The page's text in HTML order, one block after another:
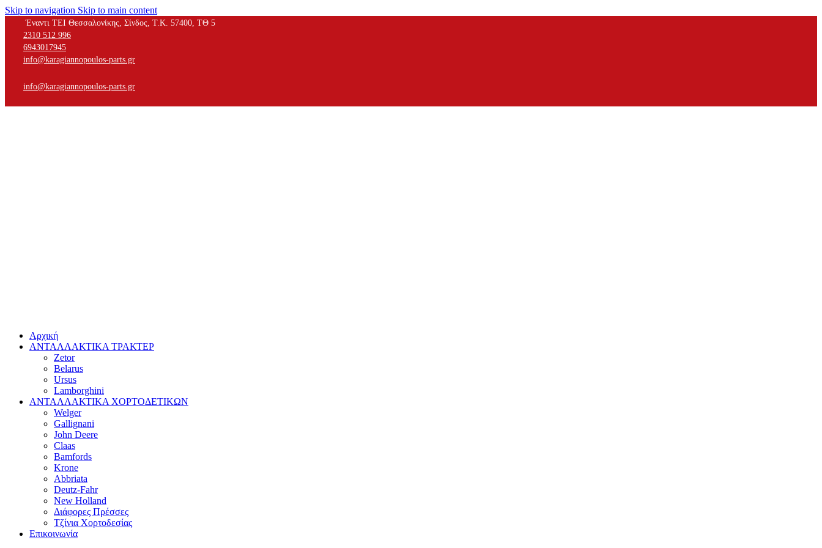
Skip to navigation Skip to main content
Έναντι ΤΕΙ Θεσσαλονίκης, Σίνδος, Τ.Κ. 57400, ΤΘ 5
2310 512 996
6943017945
info@karagiannopoulos-parts.gr
info@karagiannopoulos-parts.gr
Αρχική
ΑΝΤΑΛΛΑΚΤΙΚΑ ΤΡΑΚΤΕΡ
Zetor
Belarus
Ursus
Lamborghini
ΑΝΤΑΛΛΑΚΤΙΚΑ ΧΟΡΤΟΔΕΤΙΚΩΝ
Welger
Gallignani
John Deere
Claas
Bamfords
Krone
Abbriata
Deutz-Fahr
New Holland
Διάφορες Πρέσσες
Τζίνια Χορτοδεσίας
Επικοινωνία